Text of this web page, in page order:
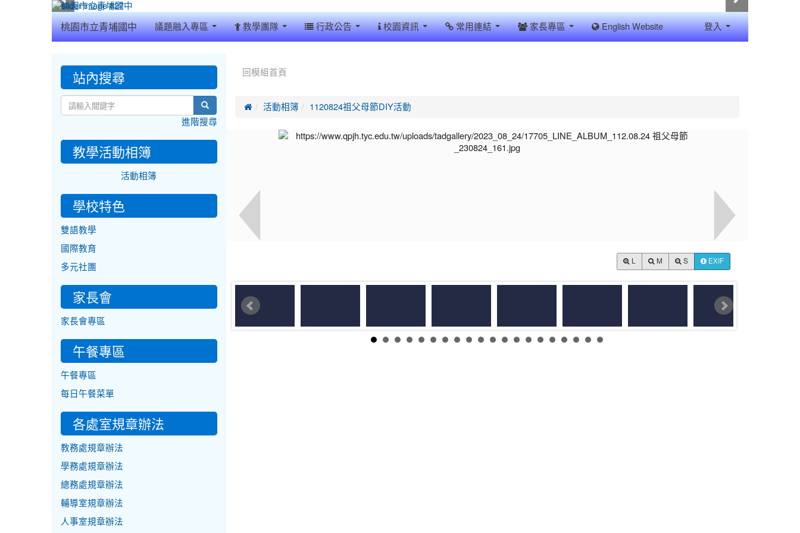
桃園市立青埔國中 議題融入專區 教學團隊 行政公告 校園資訊 常用連結 家長專區 English Website 登入
回模組首頁
 活動相簿 1120824祖父母節DIY活動
M S EXIF
::: 站內搜尋
search
進階搜尋
教學活動相簿
活動相簿
學校特色
雙語教學
國際教育
多元社團
家長會
家長會專區
午餐專區
午餐專區
每日午餐菜單
各處室規章辦法
教務處規章辦法
學務處規章辦法
總務處規章辦法
輔導室規章辦法
人事室規章辦法